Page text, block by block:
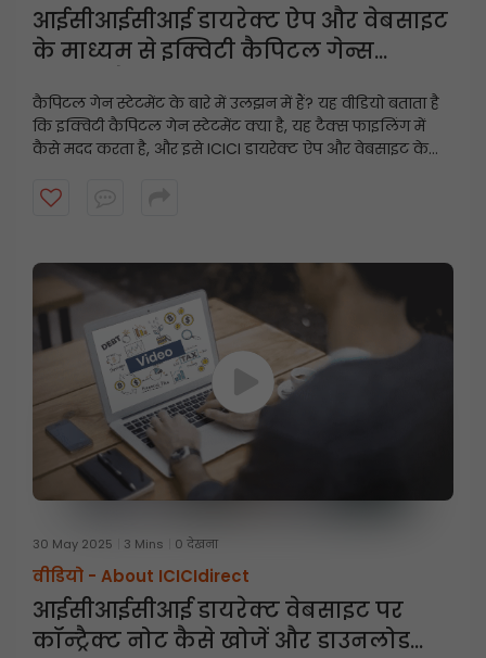
आईसीआईसीआई डायरेक्ट ऐप और वेबसाइट
के माध्यम से इक्विटी कैपिटल गेन्स
कैपिटल गेन स्टेटमेंट के बारे में उलझन में हैं? यह वीडियो बताता है
कि इक्विटी कैपिटल गेन स्टेटमेंट क्या है, यह टैक्स फाइलिंग में
कैसे मदद करता है, और इसे ICICI डायरेक्ट ऐप और वेबसाइट के
गाइड के साथ टैक्स के लिए तैयार रहें और अपने निवेश पर नज़र
30 May 2025 3 Mins 0 देखना
वीडियो - About ICICIdirect
आईसीआईसीआई डायरेक्ट वेबसाइट पर
कॉन्ट्रैक्ट नोट कैसे खोजें और डाउनलोड